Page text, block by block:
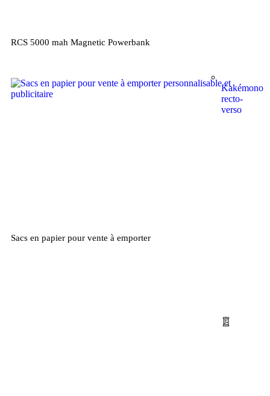
Kakémono
recto-
verso
RCS 5000 mah Magnetic Powerbank
Sacs en papier pour vente à emporter